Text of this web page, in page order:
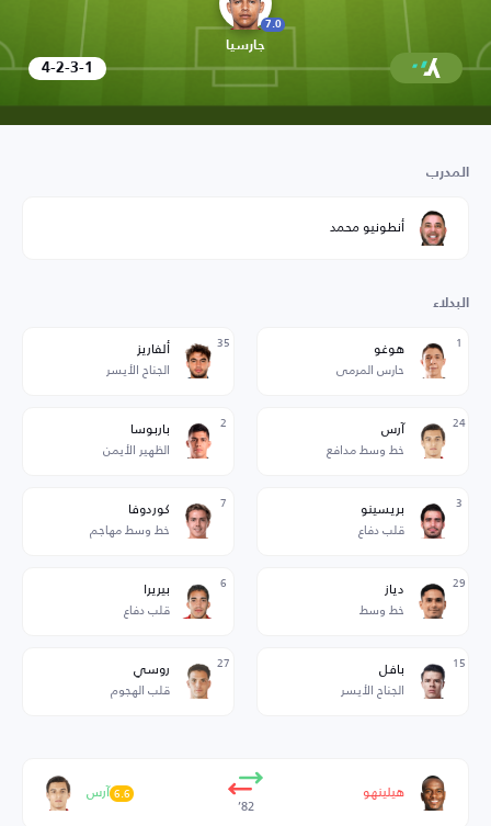
7.0
جارسيا
4-2-3-1
المدرب
أنطونيو محمد
البدلاء
1 هوغو
حارس المرمى
35 ألفاريز
الجناح الأيسر
24 آرس
خط وسط مدافع
2 باربوسا
الظهير الأيمن
3 بريسينو
قلب دفاع
7 كوردوفا
خط وسط مهاجم
29 دياز
خط وسط
6 بيريرا
قلب دفاع
15 بافل
الجناح الأيسر
27 روسي
قلب الهجوم
هيلينهو
82’
آرس6.6